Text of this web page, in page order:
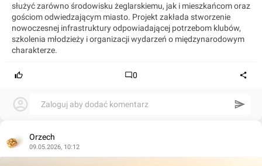
służyć zarówno środowisku żeglarskiemu, jak i mieszkańcom oraz
gościom odwiedzającym miasto. Projekt zakłada stworzenie
nowoczesnej infrastruktury odpowiadającej potrzebom klubów,
szkolenia młodzieży i organizacji wydarzeń o międzynarodowym
charakterze.
0
Zaloguj aby dodać komentarz
Orzech
09.05.2026, 10:12